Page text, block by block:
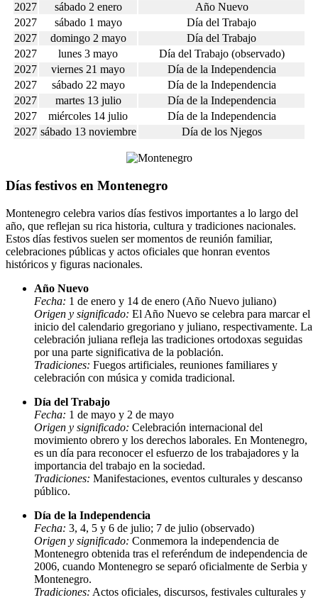
2027
sábado 2 enero
Año Nuevo
2027
sábado 1 mayo
Día del Trabajo
2027
domingo 2 mayo
Día del Trabajo
2027
lunes 3 mayo
Día del Trabajo (observado)
2027
viernes 21 mayo
Día de la Independencia
2027
sábado 22 mayo
Día de la Independencia
2027
martes 13 julio
Día de la Independencia
2027
miércoles 14 julio
Día de la Independencia
2027 sábado 13 noviembre Día de los Njegos
Días festivos en Montenegro
Montenegro celebra varios días festivos importantes a lo largo del
año, que reflejan su rica historia, cultura y tradiciones nacionales.
Estos días festivos suelen ser momentos de reunión familiar,
celebraciones públicas y actos oficiales que honran eventos
históricos y figuras nacionales.
Año Nuevo
Fecha: 1 de enero y 14 de enero (Año Nuevo juliano)
Origen y significado: El Año Nuevo se celebra para marcar el
inicio del calendario gregoriano y juliano, respectivamente. La
celebración juliana refleja las tradiciones ortodoxas seguidas
por una parte significativa de la población.
Tradiciones: Fuegos artificiales, reuniones familiares y
celebración con música y comida tradicional.
Día del Trabajo
Fecha: 1 de mayo y 2 de mayo
Origen y significado: Celebración internacional del
movimiento obrero y los derechos laborales. En Montenegro,
es un día para reconocer el esfuerzo de los trabajadores y la
importancia del trabajo en la sociedad.
Tradiciones: Manifestaciones, eventos culturales y descanso
público.
Día de la Independencia
Fecha: 3, 4, 5 y 6 de julio; 7 de julio (observado)
Origen y significado: Conmemora la independencia de
Montenegro obtenida tras el referéndum de independencia de
2006, cuando Montenegro se separó oficialmente de Serbia y
Montenegro.
Tradiciones: Actos oficiales, discursos, festivales culturales y